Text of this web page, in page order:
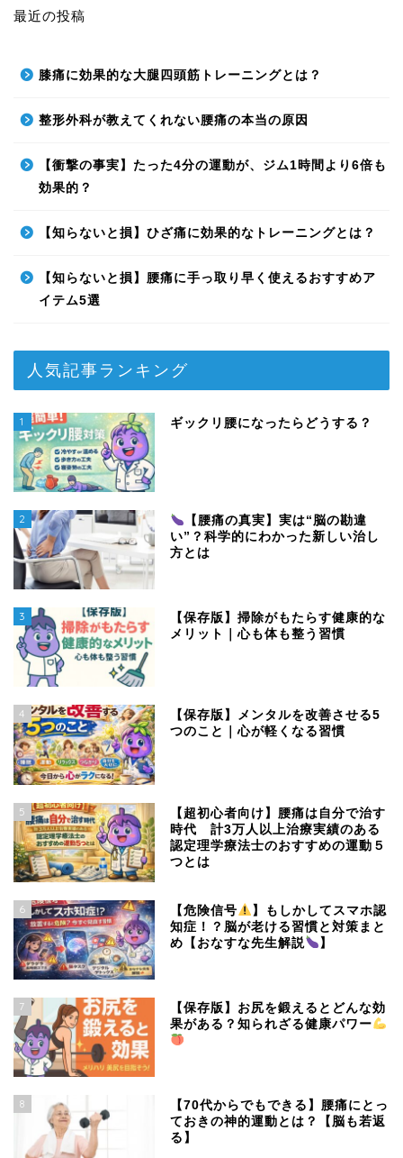
最近の投稿
膝痛に効果的な大腿四頭筋トレーニングとは？
整形外科が教えてくれない腰痛の本当の原因
【衝撃の事実】たった4分の運動が、ジム1時間より6倍も
効果的？
【知らないと損】ひざ痛に効果的なトレーニングとは？
【知らないと損】腰痛に手っ取り早く使えるおすすめア
イテム5選
人気記事ランキング
1 ギックリ腰になったらどうする？
2
【腰痛の真実】実は“脳の勘違
い”？科学的にわかった新しい治し
方とは
3
【保存版】掃除がもたらす健康的な
メリット｜心も体も整う習慣
4
【保存版】メンタルを改善させる5
つのこと｜心が軽くなる習慣
5
【超初心者向け】腰痛は自分で治す
時代 計3万人以上治療実績のある
認定理学療法士のおすすめの運動５
つとは
6 【危険信号
】もしかしてスマホ認
知症！？脳が老ける習慣と対策まと
め【おなすな先生解説
】
7
【保存版】お尻を鍛えるとどんな効
果がある？知られざる健康パワー
8
【70代からでもできる】腰痛にとっ
ておきの神的運動とは？【脳も若返
る】